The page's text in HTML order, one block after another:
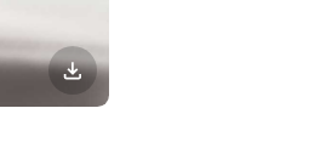
이미지
다운로드